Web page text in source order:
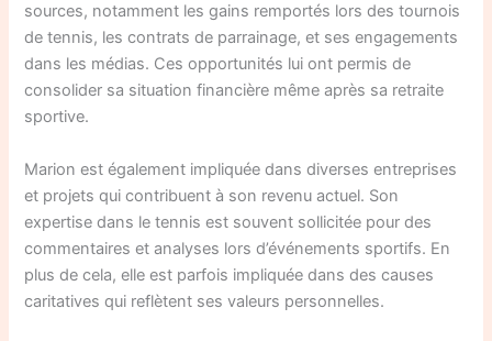
sources, notamment les gains remportés lors des tournois
de tennis, les contrats de parrainage, et ses engagements
dans les médias. Ces opportunités lui ont permis de
consolider sa situation financière même après sa retraite
sportive.
Marion est également impliquée dans diverses entreprises
et projets qui contribuent à son revenu actuel. Son
expertise dans le tennis est souvent sollicitée pour des
commentaires et analyses lors d’événements sportifs. En
plus de cela, elle est parfois impliquée dans des causes
caritatives qui reflètent ses valeurs personnelles.